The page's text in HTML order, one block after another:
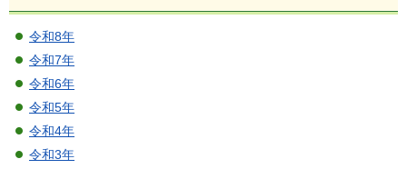
令和8年
令和7年
令和6年
令和5年
令和4年
令和3年